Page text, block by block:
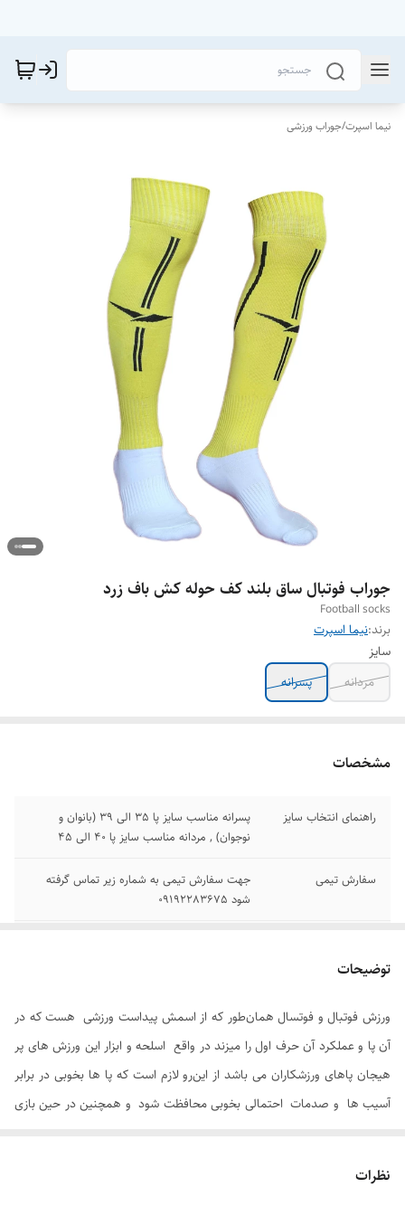
نیما اسپرت/جوراب ورزشی
جوراب فوتبال ساق بلند کف حوله کش باف زرد
Football socks
برند:نیما اسپرت
سایز
مردانه
پسرانه
مشخصات
راهنمای انتخاب سایز
پسرانه مناسب سایز پا 35 الی 39 (بانوان و
نوجوان) , مردانه مناسب سایز پا 40 الی 45
سفارش تیمی
جهت سفارش تیمی به شماره زیر تماس گرفته
شود 09192283675
توضیحات
ورزش فوتبال و فوتسال همان‌طور که از اسمش پیداست ورزشی هست که در
آن پا و عملکرد آن حرف اول را میزند در واقع اسلحه و ابزار این ورزش های پر
هیجان پاهای ورزشکاران می باشد از این‌رو لازم است که پا ها بخوبی در برابر
آسیب ها و صدمات احتمالی بخوبی محافظت شود و همچنین در حین بازی
باعث فیکس و بهتر نگهداشتن قلم بند می شود .
نظرات